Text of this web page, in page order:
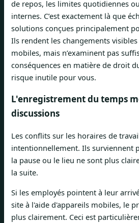
de repos, les limites quotidiennes
internes. C’est exactement là que
solutions conçues principalement
Ils rendent les changements
mobiles, mais n’examinent pas
conséquences en matière de droit
risque inutile pour vous.
L'enregistrement du temps
discussions
Les conflits sur les horaires de
intentionnellement. Ils surviennent
la pause ou le lieu ne sont plus
la suite.
Si les employés pointent à leur
site à l'aide d'appareils mobiles, le
plus clairement. Ceci est